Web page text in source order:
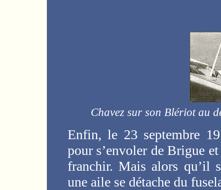
Chavez sur son Blériot au
Enfin, le 23 septembre
pour s’envoler de Brigue
franchir. Mais alors qu’il
une aile se détache du